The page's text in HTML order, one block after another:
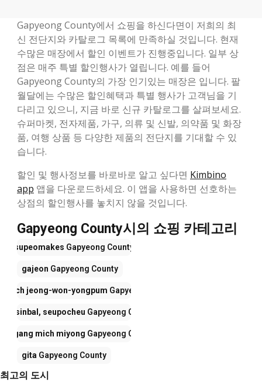
Gapyeong County에서 쇼핑을 하신다면이 저희의 최
신 전단지와 카탈로그 목록에 만족하실 것입니다. 현재
수많은 매장에서 할인 이벤트가 진행중입니다. 일부 상
점은 매주 특별 할인행사가 열립니다. 예를 들어
Gapyeong County의 가장 인기있는 매장은 입니다. 팔
월달에는 수많은 할인혜택과 특별 행사가 고객님을 기
다리고 있으니, 지금 바로 신규 카탈로그를 살펴보세요.
슈퍼마켓, 전자제품, 가구, 의류 및 신발, 의약품 및 화장
품, 여행 상품 등 다양한 제품의 전단지를 기대할 수 있
습니다.
할인 및 행사정보를 바로바로 알고 싶다면 Kimbino
app 앱을 다운로드하세요. 이 앱을 사용하면 선호하는
상점의 할인행사를 놓치지 않을 것입니다.
Gapyeong County시의 쇼핑 카테고리
supeomakes Gapyeong County
gajeon Gapyeong County
mich jeong-won-yongpum Gapyeong County
sinbal, seupocheu Gapyeong County
mich miyong Gapyeong County
gita Gapyeong County
최고의 도시